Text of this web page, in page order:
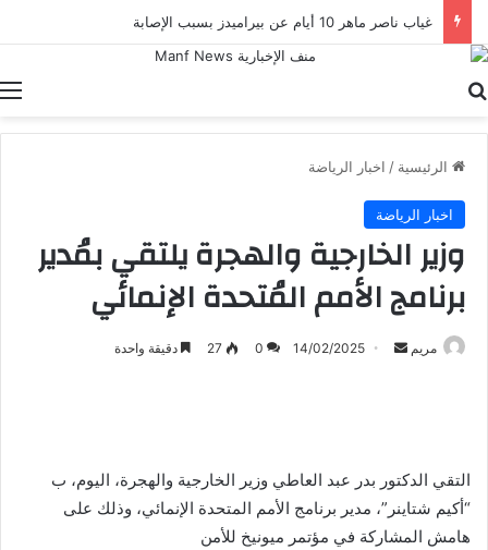
غياب ناصر ماهر 10 أيام عن بيراميدز بسبب الإصابة
الرئيسية / اخبار الرياضة
اخبار الرياضة
وزير الخارجية والهجرة يلتقي بمُدير
برنامج الأمم المُتحدة الإنمائي
مريم
أرسل 14/02/2025
0
27 دقيقة واحدة
التقي الدكتور بدر عبد العاطي وزير الخارجية والهجرة، اليوم، ب
“أكيم شتاينر”، مدير برنامج الأمم المتحدة الإنمائي، وذلك على
هامش المشاركة في مؤتمر ميونيخ للأمن